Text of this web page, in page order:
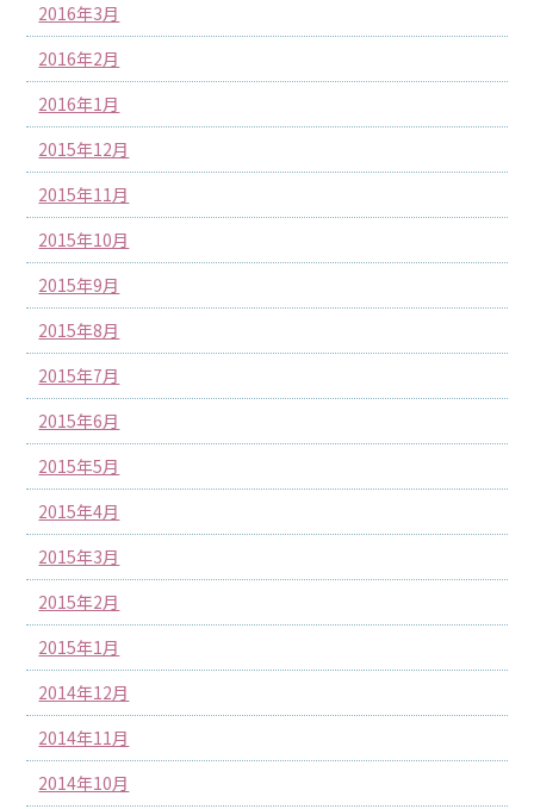
2016年3月
2016年2月
2016年1月
2015年12月
2015年11月
2015年10月
2015年9月
2015年8月
2015年7月
2015年6月
2015年5月
2015年4月
2015年3月
2015年2月
2015年1月
2014年12月
2014年11月
2014年10月